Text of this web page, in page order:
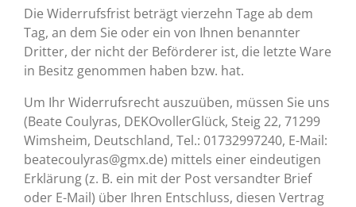
Die Widerrufsfrist beträgt vierzehn Tage ab dem
Tag, an dem Sie oder ein von Ihnen benannter
Dritter, der nicht der Beförderer ist, die letzte Ware
in Besitz genommen haben bzw. hat.
Um Ihr Widerrufsrecht auszuüben, müssen Sie uns
(Beate Coulyras, DEKOvollerGlück, Steig 22, 71299
Wimsheim, Deutschland, Tel.: 01732997240, E-Mail:
beatecoulyras@gmx.de) mittels einer eindeutigen
Erklärung (z. B. ein mit der Post versandter Brief
oder E-Mail) über Ihren Entschluss, diesen Vertrag